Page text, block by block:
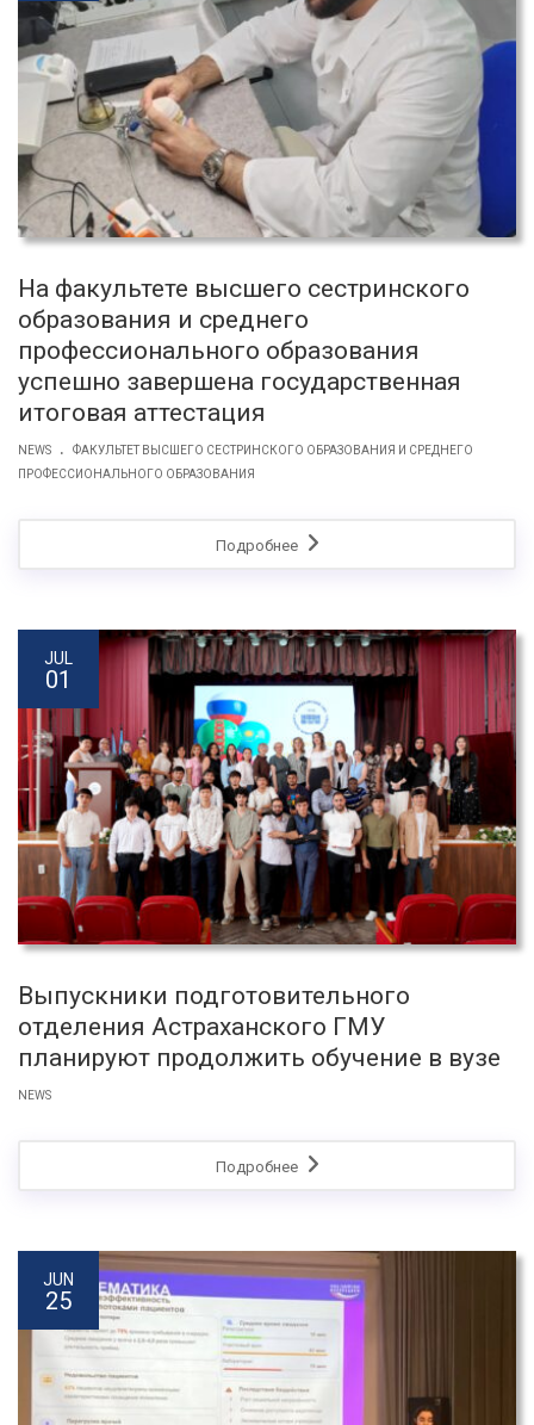
На факультете высшего сестринского
образования и среднего
профессионального образования
успешно завершена государственная
итоговая аттестация
NEWS .
ФАКУЛЬТЕТ ВЫСШЕГО СЕСТРИНСКОГО ОБРАЗОВАНИЯ И СРЕДНЕГО
ПРОФЕССИОНАЛЬНОГО ОБРАЗОВАНИЯ
Подробнее
JUL
01
Выпускники подготовительного
отделения Астраханского ГМУ
планируют продолжить обучение в вузе
NEWS
Подробнее
JUN
25